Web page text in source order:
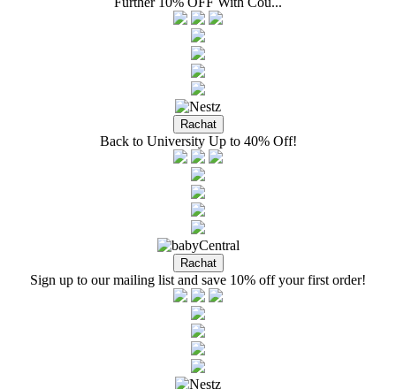
Back to University Up to 40% Off!
Sign up to our mailing list and save 10% off your first order!